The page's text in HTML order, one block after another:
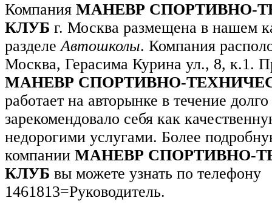
Компания МАНЕВР СПОРТИВНО-
КЛУБ г. Москва размещена в нашем
разделеАвтошколы. Компания
Москва, Герасима Курина ул., 8, к.1.
МАНЕВР СПОРТИВНО-
работает на авторынке в течение
зарекомендовало себя как
недорогими услугами. Более
компании МАНЕВР СПОРТИВНО-
КЛУБ вы можете узнать по телефону
1461813=Руководитель.